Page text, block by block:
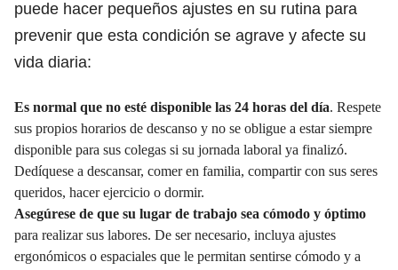
puede hacer pequeños ajustes en su rutina para
prevenir que esta condición se agrave y afecte su
vida diaria:
Es normal que no esté disponible las 24 horas del día. Respete
sus propios horarios de descanso y no se obligue a estar siempre
disponible para sus colegas si su jornada laboral ya finalizó.
Dedíquese a descansar, comer en familia, compartir con sus seres
queridos, hacer ejercicio o dormir.
Asegúrese de que su lugar de trabajo sea cómodo y óptimo
para realizar sus labores. De ser necesario, incluya ajustes
ergonómicos o espaciales que le permitan sentirse cómodo y a